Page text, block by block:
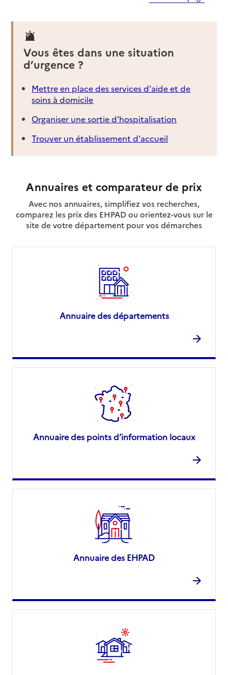
Vous êtes dans une situation
d’urgence ?
Mettre en place des services d'aide et de
soins à domicile
Organiser une sortie d'hospitalisation
Trouver un établissement d'accueil
Annuaires et comparateur de prix
Avec nos annuaires, simplifiez vos recherches,
comparez les prix des EHPAD ou orientez-vous sur le
site de votre département pour vos démarches
Annuaire des départements
Annuaire des points d’information locaux
Annuaire des EHPAD